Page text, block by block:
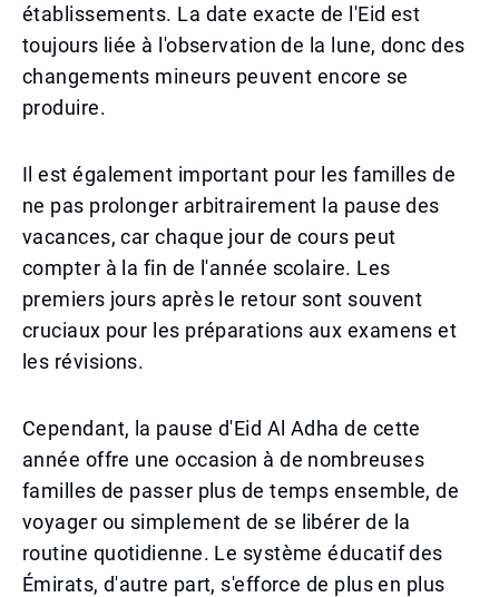
établissements. La date exacte de l'Eid est
toujours liée à l'observation de la lune, donc des
changements mineurs peuvent encore se
produire.
Il est également important pour les familles de
ne pas prolonger arbitrairement la pause des
vacances, car chaque jour de cours peut
compter à la fin de l'année scolaire. Les
premiers jours après le retour sont souvent
cruciaux pour les préparations aux examens et
les révisions.
Cependant, la pause d'Eid Al Adha de cette
année offre une occasion à de nombreuses
familles de passer plus de temps ensemble, de
voyager ou simplement de se libérer de la
routine quotidienne. Le système éducatif des
Émirats, d'autre part, s'efforce de plus en plus